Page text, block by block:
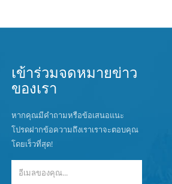
เข้าร่วมจดหมายข่าว
ของเรา
หากคุณมีคำถามหรือข้อเสนอแนะ
โปรดฝากข้อความถึงเราเราจะตอบคุณ
โดยเร็วที่สุด!